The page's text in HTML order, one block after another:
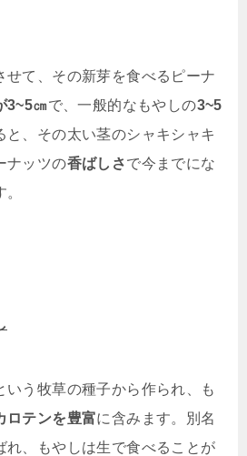
せて、その新芽を食べるピーナ
3~5㎝で、一般的なもやしの3~5
と、その太い茎のシャキシャキ
ナッツの香ばしさで今までにな
いう牧草の種子から作られ、も
ロテンを豊富に含みます。別名
れ、もやしは生で食べることが